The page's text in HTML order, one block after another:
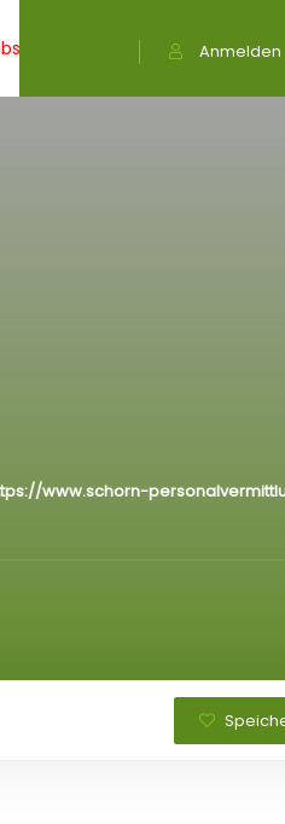
Anmelden
www.schorn-